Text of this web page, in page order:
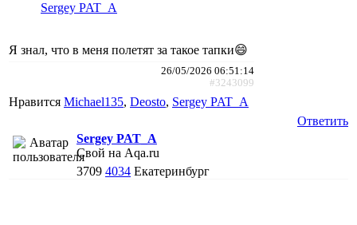
Sergey PAT_A
Я знал, что в меня полетят за такое тапки😄
26/05/2026 06:51:14
#3243099
Нравится Michael135, Deosto, Sergey PAT_A
Ответить
Sergey PAT_A
Свой на Aqa.ru
3709 4034 Екатеринбург